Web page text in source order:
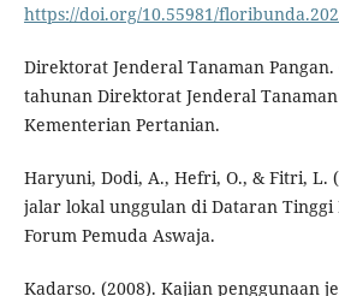
https://doi.org/10.55981/
Direktorat Jenderal Tanaman
tahunan Direktorat Jenderal Tanaman
Kementerian Pertanian.
Haryuni, Dodi, A., Hefri, O., & Fitri, L.
jalar lokal unggulan di Dataran Tinggi
Forum Pemuda Aswaja.
Kadarso. (2008). Kajian penggunaan